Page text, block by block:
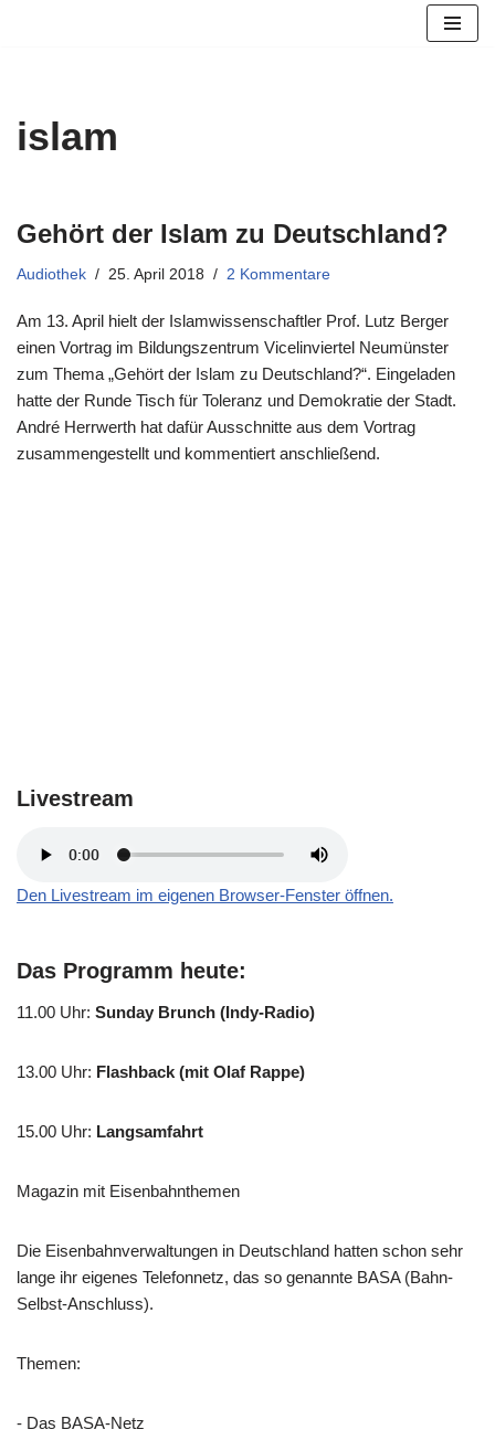
islam
Gehört der Islam zu Deutschland?
Audiothek 25. April 2018 2 Kommentare
Am 13. April hielt der Islamwissenschaftler Prof. Lutz Berger
einen Vortrag im Bildungszentrum Vicelinviertel Neumünster
zum Thema „Gehört der Islam zu Deutschland?“. Eingeladen
hatte der Runde Tisch für Toleranz und Demokratie der Stadt.
André Herrwerth hat dafür Ausschnitte aus dem Vortrag
zusammengestellt und kommentiert anschließend.
Livestream
Den Livestream im eigenen Browser-Fenster öffnen.
Das Programm heute:
11.00 Uhr: Sunday Brunch (Indy-Radio)
13.00 Uhr: Flashback (mit Olaf Rappe)
15.00 Uhr: Langsamfahrt
Magazin mit Eisenbahnthemen
Die Eisenbahnverwaltungen in Deutschland hatten schon sehr
lange ihr eigenes Telefonnetz, das so genannte BASA (Bahn-
Selbst-Anschluss).
Themen:
- Das BASA-Netz